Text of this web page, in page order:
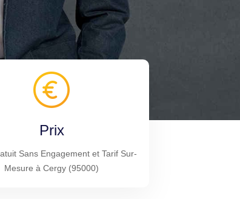
Prix
Sans Engagement et Tarif Sur-
Mesure à Cergy (95000)